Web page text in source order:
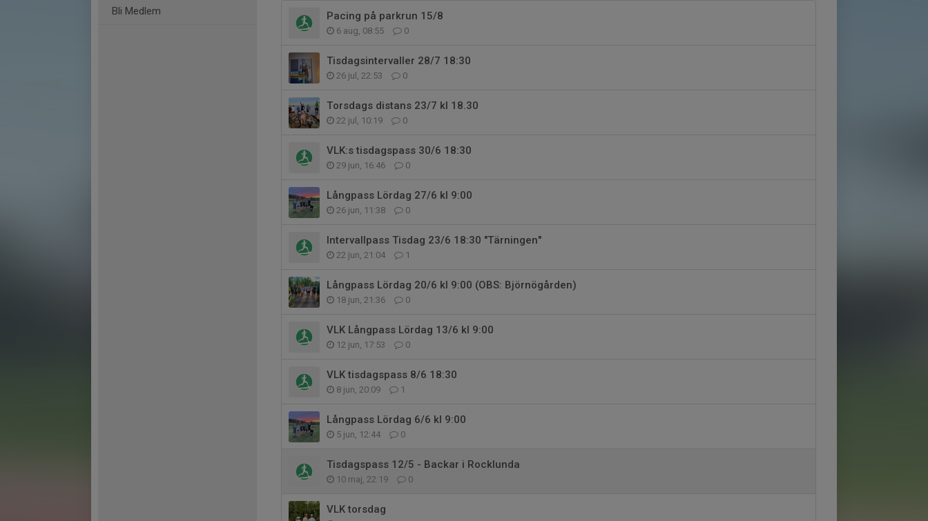
Bli Medlem Pacing på parkrun 15/8
6 aug, 08:55 0
Tisdagsintervaller 28/7 18:30
26 jul, 22:53 0
Torsdags distans 23/7 kl 18.30
22 jul, 10:19 0
VLK:s tisdagspass 30/6 18:30
29 jun, 16:46 0
Långpass Lördag 27/6 kl 9:00
26 jun, 11:38 0
Intervallpass Tisdag 23/6 18:30 "Tärningen"
22 jun, 21:04 1
Långpass Lördag 20/6 kl 9:00 (OBS: Björnögården)
18 jun, 21:36 0
VLK Långpass Lördag 13/6 kl 9:00
12 jun, 17:53 0
VLK tisdagspass 8/6 18:30
8 jun, 20:09 1
Långpass Lördag 6/6 kl 9:00
5 jun, 12:44 0
Tisdagspass 12/5 - Backar i Rocklunda
10 maj, 22:19 0
VLK torsdag